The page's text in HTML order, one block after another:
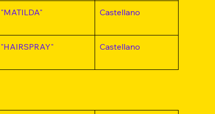
"MATILDA" Castellano
"HAIRSPRAY" Castellano